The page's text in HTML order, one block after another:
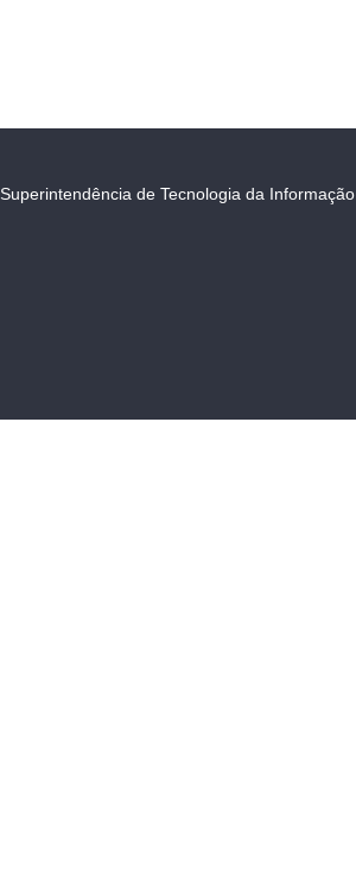
Superintendência de Tecnologia da Informação